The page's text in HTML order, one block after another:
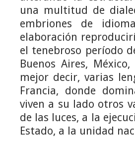
una multitud de
embriones de
elaboración
el tenebroso período
Buenos Aires,
mejor decir, varias
Francia, donde
viven a su lado otros
de las luces, a la
Estado, a la unidad